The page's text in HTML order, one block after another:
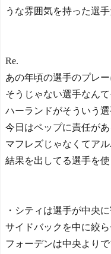
うな雰囲気を持った選
Re.
あの年頃の選手のプレ
そうじゃない選手なん
ハーランドがそういう
今日はペップに責任が
マフレズじゃなくてア
結果を出してる選手を
・シティは選手が中央
サイドバックを中に絞
フォーデンは中央より